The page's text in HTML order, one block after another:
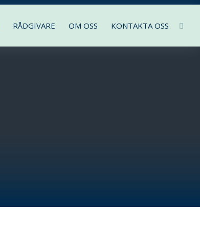
RÅDGIVARE OM OSS KONTAKTA OSS